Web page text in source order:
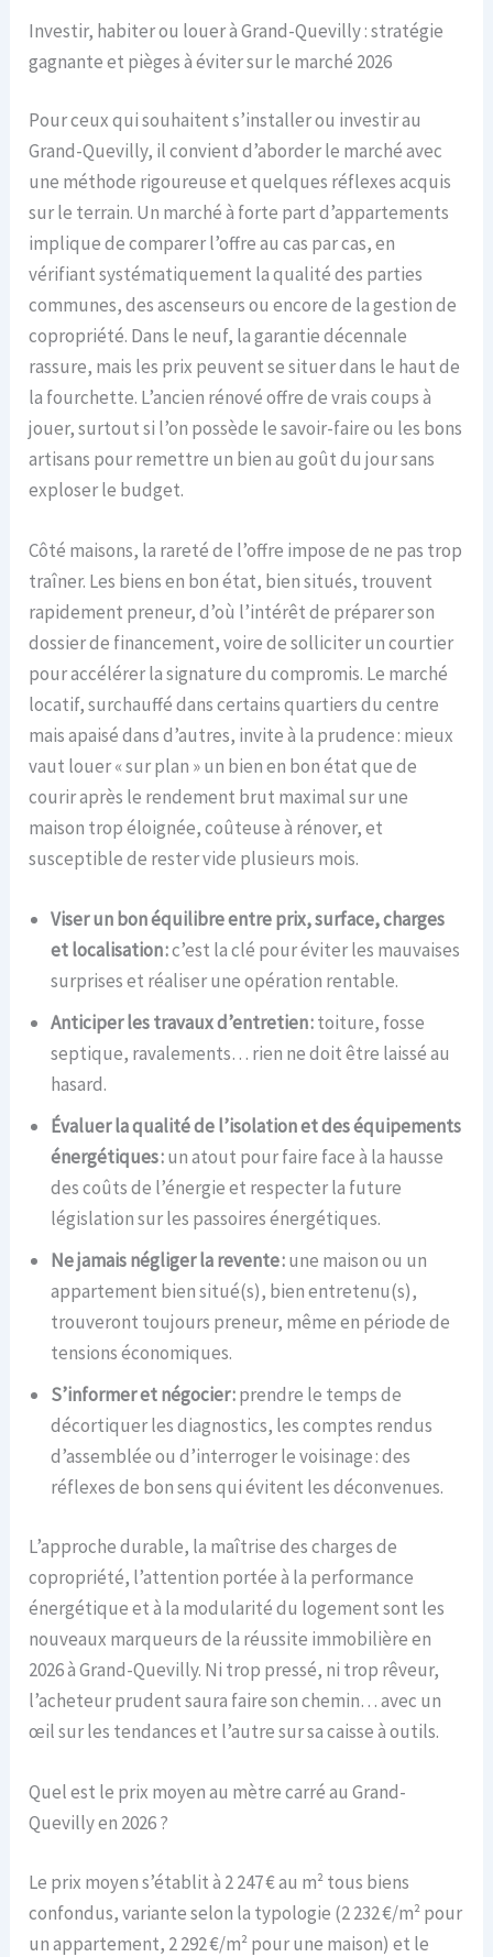
Investir, habiter ou louer à Grand-Quevilly : stratégie
gagnante et pièges à éviter sur le marché 2026
Pour ceux qui souhaitent s’installer ou investir au
Grand-Quevilly, il convient d’aborder le marché avec
une méthode rigoureuse et quelques réflexes acquis
sur le terrain. Un marché à forte part d’appartements
implique de comparer l’offre au cas par cas, en
vérifiant systématiquement la qualité des parties
communes, des ascenseurs ou encore de la gestion de
copropriété. Dans le neuf, la garantie décennale
rassure, mais les prix peuvent se situer dans le haut de
la fourchette. L’ancien rénové offre de vrais coups à
jouer, surtout si l’on possède le savoir-faire ou les bons
artisans pour remettre un bien au goût du jour sans
exploser le budget.
Côté maisons, la rareté de l’offre impose de ne pas trop
traîner. Les biens en bon état, bien situés, trouvent
rapidement preneur, d’où l’intérêt de préparer son
dossier de financement, voire de solliciter un courtier
pour accélérer la signature du compromis. Le marché
locatif, surchauffé dans certains quartiers du centre
mais apaisé dans d’autres, invite à la prudence : mieux
vaut louer « sur plan » un bien en bon état que de
courir après le rendement brut maximal sur une
maison trop éloignée, coûteuse à rénover, et
susceptible de rester vide plusieurs mois.
Viser un bon équilibre entre prix, surface, charges
et localisation :c’est la clé pour éviter les mauvaises
surprises et réaliser une opération rentable.
Anticiper les travaux d’entretien :toiture, fosse
septique, ravalements… rien ne doit être laissé au
hasard.
Évaluer la qualité de l’isolation et des équipements
énergétiques :un atout pour faire face à la hausse
des coûts de l’énergie et respecter la future
législation sur les passoires énergétiques.
Ne jamais négliger la revente :une maison ou un
appartement bien situé(s), bien entretenu(s),
trouveront toujours preneur, même en période de
tensions économiques.
S’informer et négocier :prendre le temps de
décortiquer les diagnostics, les comptes rendus
d’assemblée ou d’interroger le voisinage : des
réflexes de bon sens qui évitent les déconvenues.
L’approche durable, la maîtrise des charges de
copropriété, l’attention portée à la performance
énergétique et à la modularité du logement sont les
nouveaux marqueurs de la réussite immobilière en
2026 à Grand-Quevilly. Ni trop pressé, ni trop rêveur,
l’acheteur prudent saura faire son chemin… avec un
œil sur les tendances et l’autre sur sa caisse à outils.
Quel est le prix moyen au mètre carré au Grand-
Quevilly en 2026 ?
Le prix moyen s’établit à 2 247 € au m² tous biens
confondus, variante selon la typologie (2 232 €/m² pour
un appartement, 2 292 €/m² pour une maison) et le